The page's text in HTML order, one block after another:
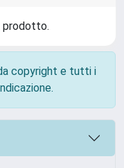
prodotto.
copyright e tutti i